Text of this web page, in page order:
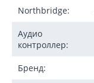
Northbridge:
Аудио
контроллер:
Бренд: